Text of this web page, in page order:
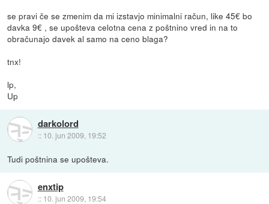
se pravi če se zmenim da mi izstavjo minimalni račun, like 45€ bo
davka 9€ , se upošteva celotna cena z poštnino vred in na to
obračunajo davek al samo na ceno blaga?
tnx!
lp,
Up
darkolord
:: 10. jun 2009, 19:52
Tudi poštnina se upošteva.
enxtip
:: 10. jun 2009, 19:54